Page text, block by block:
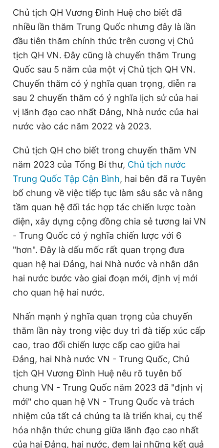
Chủ tịch QH Vương Đình Huệ cho biết đã
nhiều lần thăm Trung Quốc nhưng đây là lần
đầu tiên thăm chính thức trên cương vị Chủ
tịch QH VN. Đây cũng là chuyến thăm Trung
Quốc sau 5 năm của một vị Chủ tịch QH VN.
Chuyến thăm có ý nghĩa quan trọng, diễn ra
sau 2 chuyến thăm có ý nghĩa lịch sử của hai
vị lãnh đạo cao nhất Đảng, Nhà nước của hai
nước vào các năm 2022 và 2023.
Chủ tịch QH cho biết trong chuyến thăm VN
năm 2023 của Tổng Bí thư, Chủ tịch nước
Trung Quốc Tập Cận Bình, hai bên đã ra Tuyên
bố chung về việc tiếp tục làm sâu sắc và nâng
tầm quan hệ đối tác hợp tác chiến lược toàn
diện, xây dựng cộng đồng chia sẻ tương lai VN
- Trung Quốc có ý nghĩa chiến lược với 6
"hơn". Đây là dấu mốc rất quan trọng đưa
quan hệ hai Đảng, hai Nhà nước và nhân dân
hai nước bước vào giai đoạn mới, định vị mới
cho quan hệ hai nước.
Nhấn mạnh ý nghĩa quan trọng của chuyến
thăm lần này trong việc duy trì đà tiếp xúc cấp
cao, trao đổi chiến lược cấp cao giữa hai
Đảng, hai Nhà nước VN - Trung Quốc, Chủ
tịch QH Vương Đình Huệ nêu rõ tuyên bố
chung VN - Trung Quốc năm 2023 đã "định vị
mới" cho quan hệ VN - Trung Quốc và trách
nhiệm của tất cả chúng ta là triển khai, cụ thể
hóa nhận thức chung giữa lãnh đạo cao nhất
của hai Đảng, hai nước, đem lại những kết quả